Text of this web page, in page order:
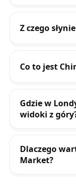
Z czego
Co to jest
Gdzie w
widoki z
Dlaczego
Market?